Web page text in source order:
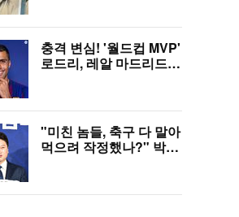
충격 변심! '월드컵 MVP'
로드리, 레알 마드리드
제안 예정" 맨시티 허락
만 남았다
"미친 놈들, 축구 다 말아
먹으려 작정했나?" 박문
"국제적 망신, 국제 문제